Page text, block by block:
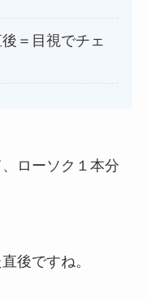
＝目視でチェ
ローソク１本分
後ですね。